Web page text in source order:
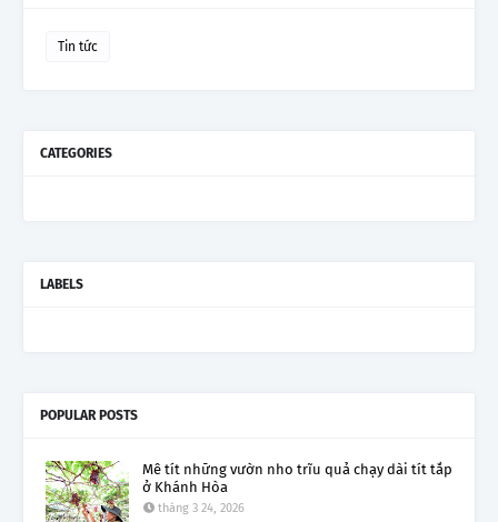
Tin tức
CATEGORIES
LABELS
POPULAR POSTS
Mê tít những vườn nho trĩu quả chạy dài tít tắp
ở Khánh Hòa
tháng 3 24, 2026